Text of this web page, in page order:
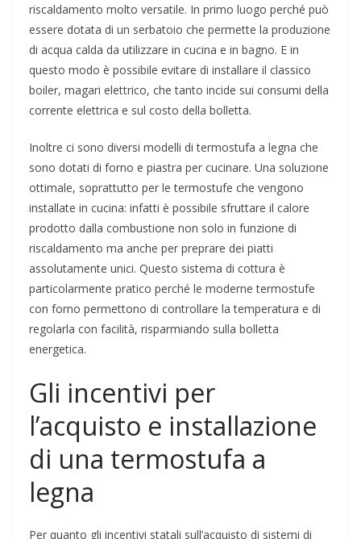
riscaldamento molto versatile. In primo luogo perché può
essere dotata di un serbatoio che permette la produzione
di acqua calda da utilizzare in cucina e in bagno. E in
questo modo è possibile evitare di installare il classico
boiler, magari elettrico, che tanto incide sui consumi della
corrente elettrica e sul costo della bolletta.
Inoltre ci sono diversi modelli di termostufa a legna che
sono dotati di forno e piastra per cucinare. Una soluzione
ottimale, soprattutto per le termostufe che vengono
installate in cucina: infatti è possibile sfruttare il calore
prodotto dalla combustione non solo in funzione di
riscaldamento ma anche per preprare dei piatti
assolutamente unici. Questo sistema di cottura è
particolarmente pratico perché le moderne termostufe
con forno permettono di controllare la temperatura e di
regolarla con facilità, risparmiando sulla bolletta
energetica.
Gli incentivi per
l’acquisto e installazione
di una termostufa a
legna
Per quanto gli incentivi statali sull’acquisto di sistemi di